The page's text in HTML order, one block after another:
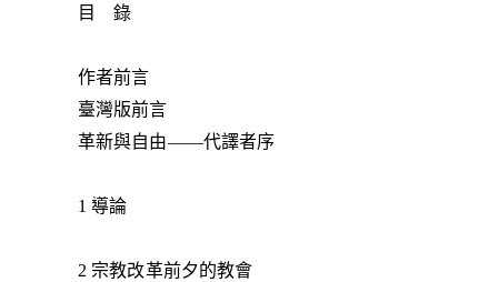
目 錄
作者前言
臺灣版前言
革新與自由——代譯者序
1 導論
2 宗教改革前夕的教會